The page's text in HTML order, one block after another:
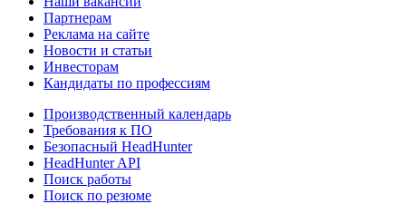
Партнерам
Реклама на сайте
Новости и статьи
Инвесторам
Кандидаты по профессиям
Производственный календарь
Требования к ПО
Безопасный HeadHunter
HeadHunter API
Поиск работы
Поиск по резюме